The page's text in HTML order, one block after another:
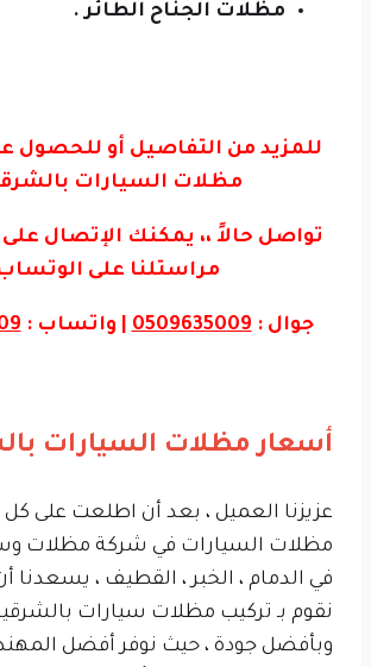
مظلات الجناح الطائر .
للمزيد من التفاصيل أو للحصول
مظلات السيارات
تواصل حالاً ،، يمكنك الإتصال على
مراستلنا على
جوال : 0509635009 | واتساب :
أسعار مظلات السيارات
عزيزنا العميل ، بعد أن اطلعت على
مظلات السيارات في شركة مظلات
في الدمام ، الخبر ، القطيف ، يسعدنا
نقوم بـ تركيب مظلات سيارات
وبأفضل جودة ، حيث نوفر أفضل